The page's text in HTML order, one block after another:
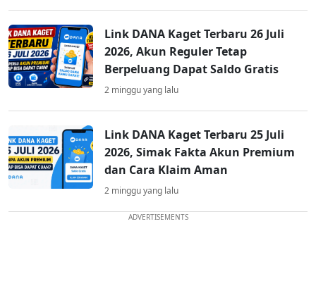
Link DANA Kaget Terbaru 26 Juli
2026, Akun Reguler Tetap
Berpeluang Dapat Saldo Gratis
2 minggu yang lalu
Link DANA Kaget Terbaru 25 Juli
2026, Simak Fakta Akun Premium
dan Cara Klaim Aman
2 minggu yang lalu
ADVERTISEMENTS